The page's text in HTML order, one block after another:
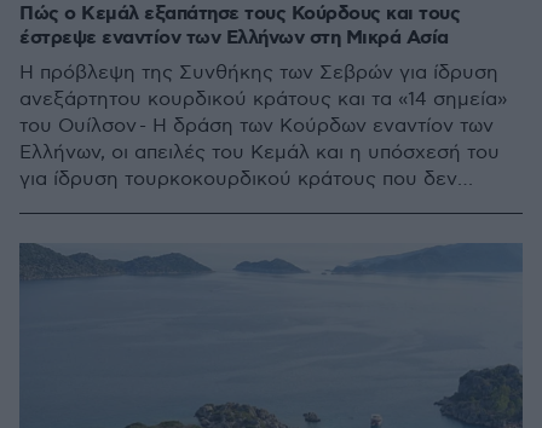
Πώς ο Κεμάλ εξαπάτησε τους Κούρδους και τους
έστρεψε εναντίον των Ελλήνων στη Μικρά Ασία
Η πρόβλεψη της Συνθήκης των Σεβρών για ίδρυση
ανεξάρτητου κουρδικού κράτους και τα «14 σημεία»
του Ουίλσον - Η δράση των Κούρδων εναντίον των
Ελλήνων, οι απειλές του Κεμάλ και η υπόσχεσή του
για ίδρυση τουρκοκουρδικού κράτους που δεν